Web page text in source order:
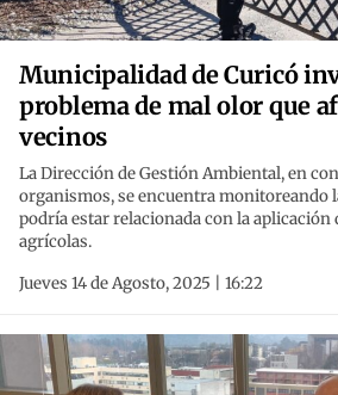
Municipalidad de Curicó
problema de mal olor que
vecinos
La Dirección de Gestión Ambiental, en
organismos, se encuentra monitoreando
podría estar relacionada con la aplicación
agrícolas.
Jueves 14 de Agosto, 2025 | 16:22